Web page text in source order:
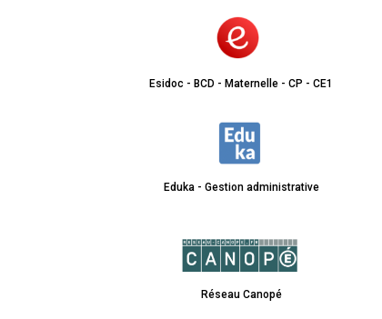
Esidoc - BCD - Maternelle - CP - CE1
Eduka - Gestion administrative
Réseau Canopé